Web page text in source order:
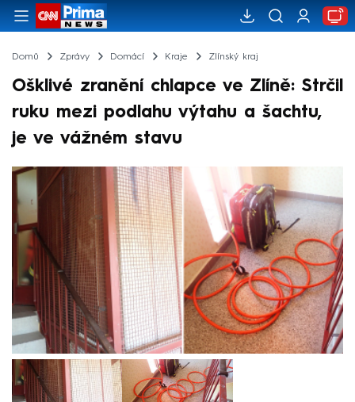
Domů Zprávy Domácí Kraje Zlínský kraj
Ošklivé zranění chlapce ve Zlíně: Strčil
ruku mezi podlahu výtahu a šachtu,
je ve vážném stavu